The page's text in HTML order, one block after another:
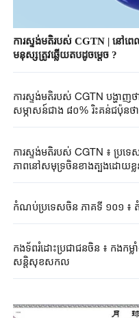
ការស្ទង់មតិរបស់​ CGTN | នៅពេ
មនុស្សត្រូវឆ្លើយ​តបដូច​ម្តេច ?
ការស្ទង់មតិរបស់​ CGTN បង្ហាញ​
សម្ភាសន៍​ជាង ៨០% រិះគន់ជប៉ុនថ
ការស្ទង់មតិរបស់ CGTN ៖ ប្រទេស
ភាពនៅសមុទ្រចិនខាងត្បូងដោយខ្
កំណប់ប្រទេសចិន ភាគទី ១០១ ៖
កងទ័ពរំដោះ​ប្រជាជនចិន​ ៖ កងកម្លាំ
សន្តិសុខ​សកល​